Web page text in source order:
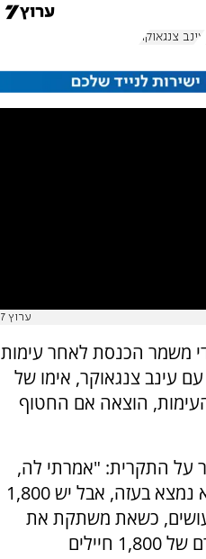
עינב צנגאוקר
ערוץ 7
משמר הכנסת לאחר עימות
עינב צנגאוקר, אימו של
הוצאה אם החטוף
7 הוא מספר על התקרית: "אמרתי לה,
הבן שלך ככל הנראה חי, הוא נמצא בעזה, אבל יש 1,800
כשאת משתקת את
עבודת הכנסת, זה פוגע בזכרם של 1,800 חיילים